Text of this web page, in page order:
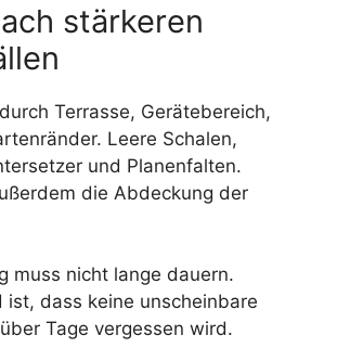
stärkeren
Terrasse, Gerätebereich,
Leere Schalen,
und Planenfalten.
die Abdeckung der
muss nicht lange dauern.
ist, dass keine unscheinbare
Tage vergessen wird.